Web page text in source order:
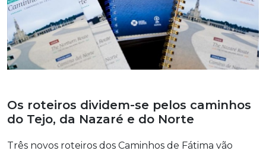
Os roteiros dividem-se pelos caminhos
do Tejo, da Nazaré e do Norte
Três novos roteiros dos Caminhos de Fátima vão